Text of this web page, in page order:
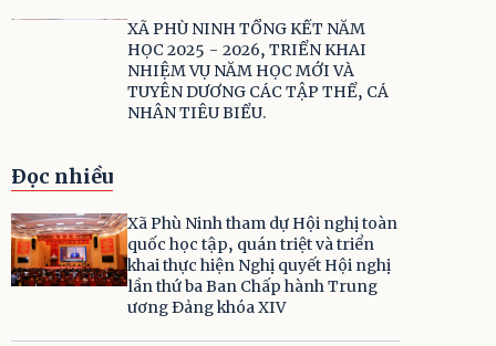
XÃ PHÙ NINH TỔNG KẾT NĂM
HỌC 2025 - 2026, TRIỂN KHAI
NHIỆM VỤ NĂM HỌC MỚI VÀ
TUYÊN DƯƠNG CÁC TẬP THỂ, CÁ
NHÂN TIÊU BIỂU.
Đọc nhiều
Xã Phù Ninh tham dự Hội nghị toàn
quốc học tập, quán triệt và triển
khai thực hiện Nghị quyết Hội nghị
lần thứ ba Ban Chấp hành Trung
ương Đảng khóa XIV